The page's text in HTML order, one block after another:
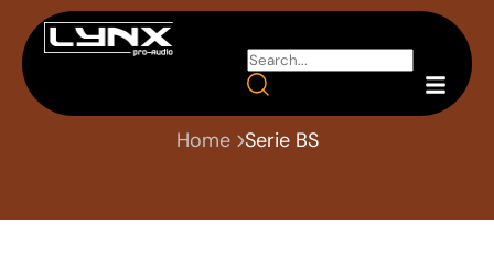
Lynx Pro Audio
Home Serie BS